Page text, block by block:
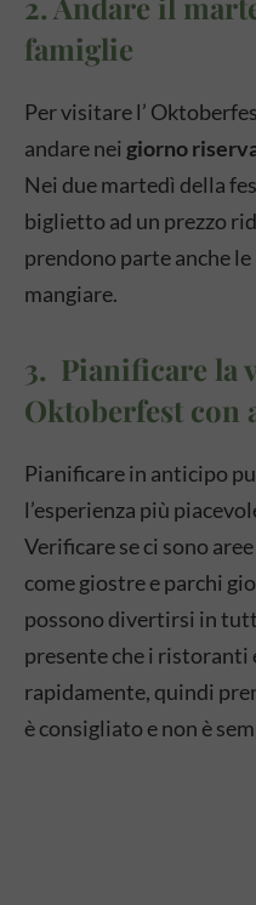
2. Andare il
famiglie
Per visitare l’
andare nei giorno
Nei due martedì della
biglietto ad un prezzo
prendono parte anche
mangiare.
3. Pianificare la
Oktoberfest con
Pianificare in anticipo
l’esperienza più
Verificare se ci sono
come giostre e parchi
possono divertirsi in
presente che i
rapidamente, quindi
è consigliato e non è